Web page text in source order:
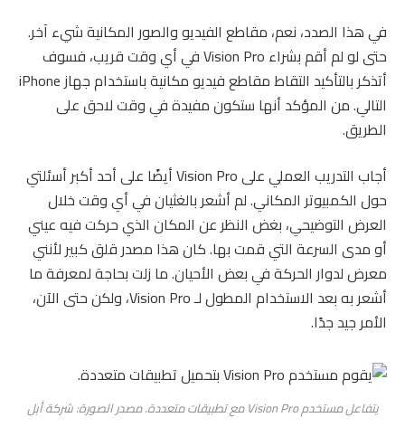
في هذا الصدد، نعم، مقاطع الفيديو والصور المكانية شيء آخر.
حتى لو لم أقم بشراء Vision Pro في أي وقت قريب، فسوف
أتذكر بالتأكيد التقاط مقاطع فيديو مكانية باستخدام جهاز iPhone
التالي. من المؤكد أنها ستكون مفيدة في وقت لاحق على
الطريق.
أجاب التدريب العملي على Vision Pro أيضًا على أحد أكبر أسئلتي
حول الكمبيوتر المكاني. لم أشعر بالغثيان في أي وقت خلال
العرض التوضيحي، بغض النظر عن المكان الذي حركت فيه عيني
أو مدى السرعة التي قمت بها. كان هذا مصدر قلق كبير لأنني
معرض لدوار الحركة في بعض الأحيان. ما زلت بحاجة لمعرفة ما
أشعر به بعد الاستخدام المطول لـ Vision Pro، ولكن حتى الآن،
الأمر جيد جدًا.
يتفاعل مستخدم Vision Pro مع تطبيقات متعددة. مصدر الصورة: شركة أبل